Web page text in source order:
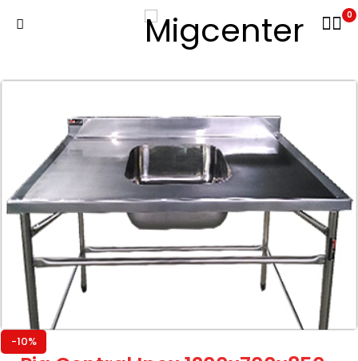
0
-10%